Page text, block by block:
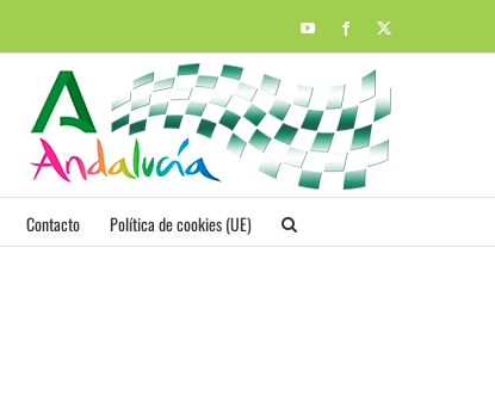
YouTubeFacebook
Contacto Política de cookies (UE)